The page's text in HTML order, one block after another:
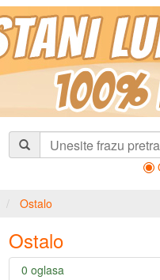
Ostalo
Ostalo
0 oglasa